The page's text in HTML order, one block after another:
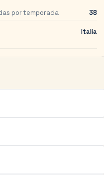
por temporada 38
Italia